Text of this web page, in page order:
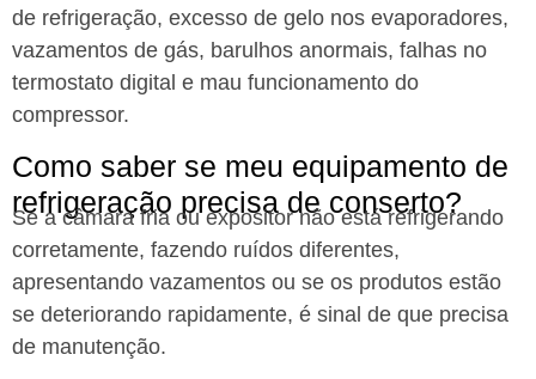
de refrigeração, excesso de gelo nos evaporadores,
vazamentos de gás, barulhos anormais, falhas no
termostato digital e mau funcionamento do
compressor.
Como saber se meu equipamento de
refrigeração precisa de conserto?
Se a câmara fria ou expositor não está refrigerando
corretamente, fazendo ruídos diferentes,
apresentando vazamentos ou se os produtos estão
se deteriorando rapidamente, é sinal de que precisa
de manutenção.